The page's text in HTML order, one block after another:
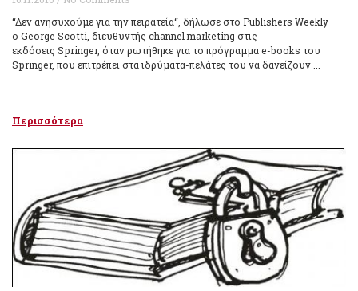
“Δεν ανησυχούμε για την πειρατεία“, δήλωσε στο Publishers Weekly
o George Scotti, διευθυντής channel marketing στις
εκδόσεις Springer, όταν ρωτήθηκε για το πρόγραμμα e-books του
Springer, που επιτρέπει στα ιδρύματα-πελάτες του να δανείζουν ...
Περισσότερα